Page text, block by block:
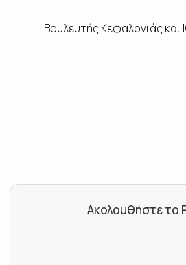
Βουλευτής Κεφαλονιάς και
Ακολουθήστε το